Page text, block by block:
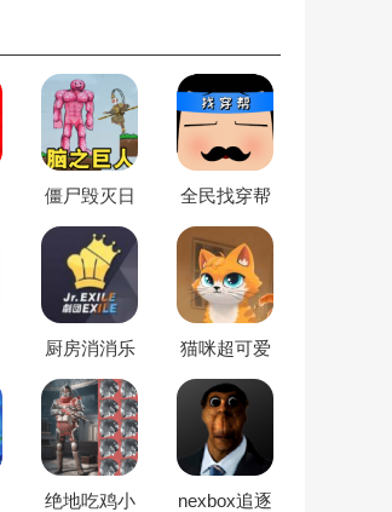
僵尸毁灭日 全民找穿帮
厨房消消乐 猫咪超可爱
绝地吃鸡小
nexbox追逐